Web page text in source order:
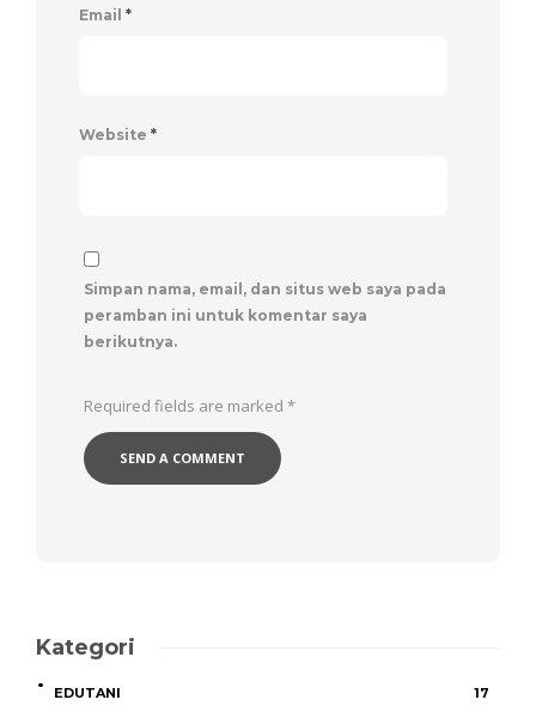
Email *
Website *
Simpan nama, email, dan situs web saya pada
peramban ini untuk komentar saya
berikutnya.
Required fields are marked *
Kategori
EDUTANI 17